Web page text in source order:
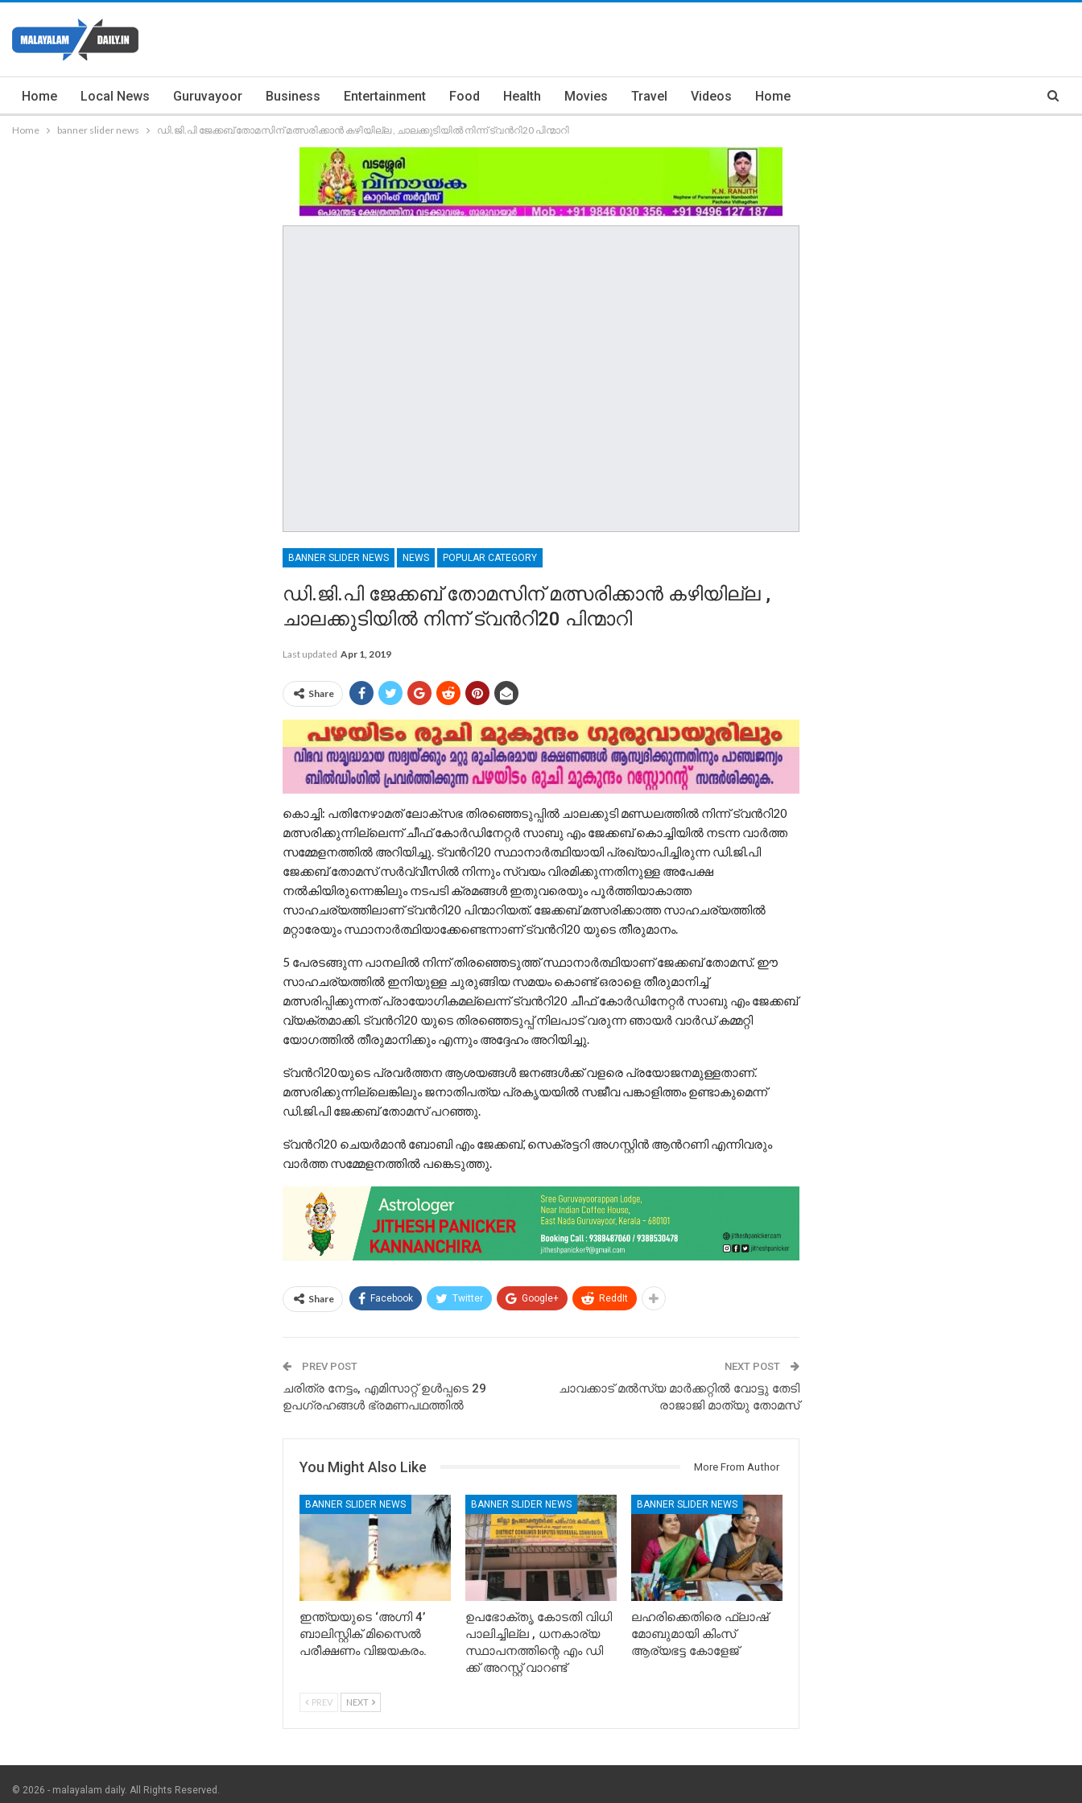
Home Local News Guruvayoor Business Entertainment Food Health Movies Travel Videos Home
Home banner slider news ഡി.ജി.പി ജേക്കബ് തോമസിന് മത്സരിക്കാൻ കഴിയില്ല , ചാലക്കുടിയിൽ നിന്ന് ട്വന്‍റി20 പിന്മാറി
BANNER SLIDER NEWS NEWS POPULAR CATEGORY
ഡി.ജി.പി ജേക്കബ് തോമസിന് മത്സരിക്കാൻ കഴിയില്ല ,
ചാലക്കുടിയിൽ നിന്ന് ട്വന്‍റി20 പിന്മാറി
Last updated Apr 1, 2019
Share
കൊച്ചി: പതിനേഴാമത് ലോക്സഭ തിരഞ്ഞെടുപ്പില്‍ ചാലക്കുടി മണ്ഡലത്തില്‍ നിന്ന് ട്വന്‍റി20
മത്സരിക്കുന്നില്ലെന്ന് ചീഫ് കോര്‍ഡിനേറ്റര്‍ സാബു എം ജേക്കബ് കൊച്ചിയില്‍ നടന്ന വാര്‍ത്ത
സമ്മേളനത്തില്‍ അറിയിച്ചു. ട്വന്‍റി20 സ്ഥാനാര്‍ത്ഥിയായി പ്രഖ്യാപിച്ചിരുന്ന ഡി.ജി.പി
ജേക്കബ് തോമസ് സര്‍വ്വീസില്‍ നിന്നും സ്വയം വിരമിക്കുന്നതിനുള്ള അപേക്ഷ
നല്‍കിയിരുന്നെങ്കിലും നടപടി ക്രമങ്ങള്‍ ഇതുവരെയും പൂര്‍ത്തിയാകാത്ത
സാഹചര്യത്തിലാണ് ട്വന്‍റി20 പിന്മാറിയത്. ജേക്കബ് മത്സരിക്കാത്ത സാഹചര്യത്തില്‍
മറ്റാരേയും സ്ഥാനാര്‍ത്ഥിയാക്കേണ്ടെന്നാണ് ട്വന്‍റി20 യുടെ തീരുമാനം.
5 പേരടങ്ങുന്ന പാനലില്‍ നിന്ന് തിരഞ്ഞെടുത്ത് സ്ഥാനാര്‍ത്ഥിയാണ് ജേക്കബ് തോമസ്. ഈ
സാഹചര്യത്തില്‍ ഇനിയുള്ള ചുരുങ്ങിയ സമയം കൊണ്ട് ഒരാളെ തീരുമാനിച്ച്‌
മത്സരിപ്പിക്കുന്നത് പ്രായോഗികമല്ലെന്ന് ട്വന്‍റി20 ചീഫ് കോര്‍ഡിനേറ്റര്‍ സാബു എം ജേക്കബ്
വ്യക്തമാക്കി. ട്വന്‍റി20 യുടെ തിരഞ്ഞെടുപ്പ് നിലപാട് വരുന്ന ഞായര്‍ വാര്‍ഡ് കമ്മറ്റി
യോഗത്തില്‍ തീരുമാനിക്കും എന്നും അദ്ദേഹം അറിയിച്ചു.
ട്വന്‍റി20യുടെ പ്രവര്‍ത്തന ആശയങ്ങള്‍ ജനങ്ങള്‍ക്ക് വളരെ പ്രയോജനമുള്ളതാണ്.
മത്സരിക്കുന്നില്ലെങ്കിലും ജനാതിപത്യ പ്രകൃയയില്‍ സജീവ പങ്കാളിത്തം ഉണ്ടാകുമെന്ന്
ഡി.ജി.പി ജേക്കബ് തോമസ് പറഞ്ഞു.
ട്വന്‍റി20 ചെയര്‍മാന്‍ ബോബി എം ജേക്കബ്, സെക്രട്ടറി അഗസ്റ്റിന്‍ ആന്‍റണി എന്നിവരും
വാർത്ത സമ്മേളനത്തില്‍ പങ്കെടുത്തു.
Share Facebook Twitter Google+ ReddIt
PREV POST
ചരിത്ര നേട്ടം, എമിസാറ്റ് ഉൾപ്പടെ 29
ഉപഗ്രഹങ്ങൾ ഭ്രമണപഥത്തിൽ
NEXT POST
ചാവക്കാട് മൽസ്യ മാർക്കറ്റിൽ വോട്ടു തേടി
രാജാജി മാത്യു തോമസ്
You Might Also Like More From Author
BANNER SLIDER NEWS
ഇന്ത്യയുടെ ‘അഗ്നി 4’
ബാലിസ്റ്റിക് മിസൈൽ
പരീക്ഷണം വിജയകരം.
BANNER SLIDER NEWS
ഉപഭോക്തൃ കോടതി വിധി
പാലിച്ചില്ല , ധനകാര്യ
സ്ഥാപനത്തിന്റെ എം ഡി
ക്ക് അറസ്റ്റ് വാറണ്ട്
BANNER SLIDER NEWS
ലഹരിക്കെതിരെ ഫ്ലാഷ്
മോബുമായി കിംസ്
ആര്യഭട്ട കോളേജ്
PREV NEXT
© 2026 - malayalam daily. All Rights Reserved.